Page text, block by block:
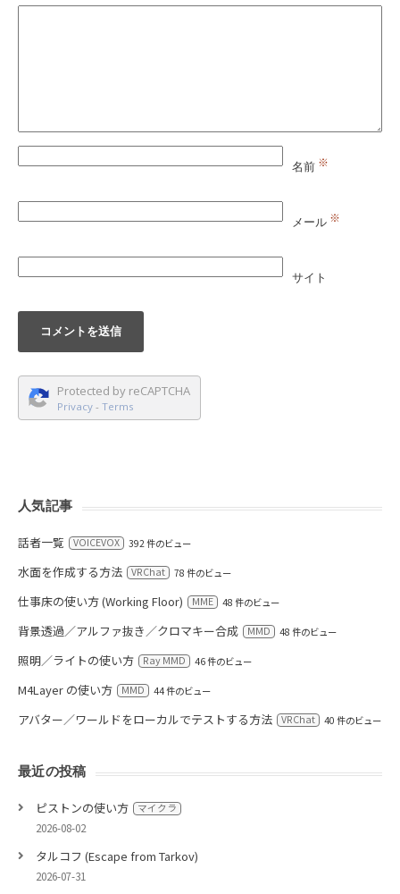
名前 ※
メール ※
サイト
Protected by reCAPTCHA
Privacy - Terms
人気記事
話者一覧 VOICEVOX 392 件のビュー
水面を作成する方法 VRChat 78 件のビュー
仕事床の使い方 (Working Floor) MME 48 件のビュー
背景透過／アルファ抜き／クロマキー合成 MMD 48 件のビュー
照明／ライトの使い方 Ray MMD 46 件のビュー
M4Layer の使い方 MMD 44 件のビュー
アバター／ワールドをローカルでテストする方法 VRChat 40 件のビュー
最近の投稿
ピストンの使い方 マイクラ
2026-08-02
タルコフ (Escape from Tarkov)
2026-07-31